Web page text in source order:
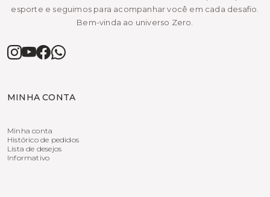
esporte e seguimos para acompanhar você em cada desafio.
Bem-vinda ao universo Zero.
MINHA CONTA
Minha conta
Histórico de pedidos
Lista de desejos
Informativo